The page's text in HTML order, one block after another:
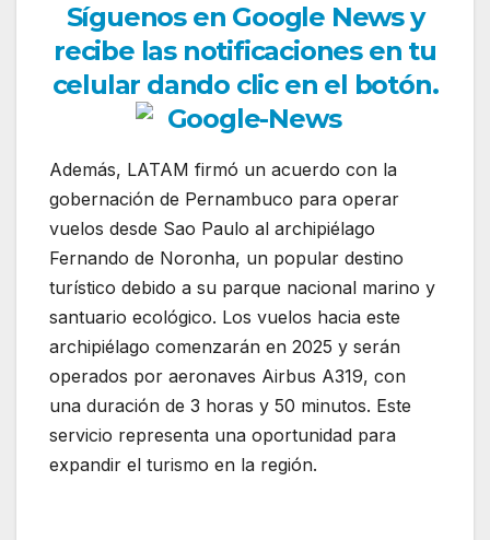
Síguenos en Google News y
recibe las notificaciones en tu
celular dando clic en el botón.
Además, LATAM firmó un acuerdo con la
gobernación de Pernambuco para operar
vuelos desde Sao Paulo al archipiélago
Fernando de Noronha, un popular destino
turístico debido a su parque nacional marino y
santuario ecológico. Los vuelos hacia este
archipiélago comenzarán en 2025 y serán
operados por aeronaves Airbus A319, con
una duración de 3 horas y 50 minutos. Este
servicio representa una oportunidad para
expandir el turismo en la región.